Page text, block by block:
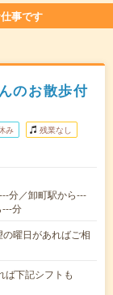
事です
のお散歩付
み 残業なし
分／卸町駅から---
---分
曜日があればご相
ば下記シフトも